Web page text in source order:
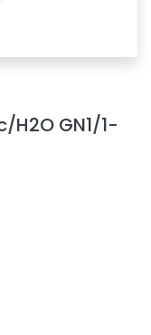
H2O GN1/1-